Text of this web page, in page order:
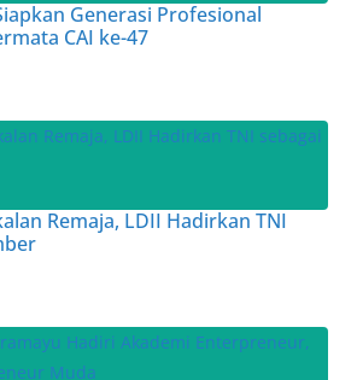
Generasi Profesional
CAI ke-47
Remaja, LDII Hadirkan TNI